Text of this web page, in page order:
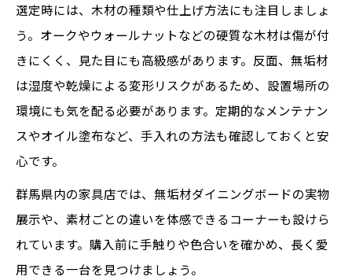
選定時には、木材の種類や仕上げ方法にも注目しましょ
う。オークやウォールナットなどの硬質な木材は傷が付
きにくく、見た目にも高級感があります。反面、無垢材
は湿度や乾燥による変形リスクがあるため、設置場所の
環境にも気を配る必要があります。定期的なメンテナン
スやオイル塗布など、手入れの方法も確認しておくと安
心です。
群馬県内の家具店では、無垢材ダイニングボードの実物
展示や、素材ごとの違いを体感できるコーナーも設けら
れています。購入前に手触りや色合いを確かめ、長く愛
用できる一台を見つけましょう。